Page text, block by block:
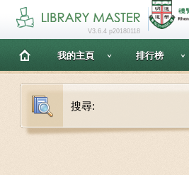
V3.6.4 p20180118
我的主頁 排行榜
搜尋: